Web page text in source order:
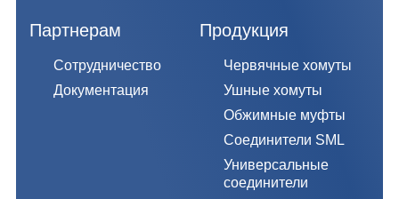
Партнерам
Сотрудничество
Документация
Продукция
Червячные хомуты
Ушные хомуты
Обжимные муфты
Соединители SML
Универсальные
соединители